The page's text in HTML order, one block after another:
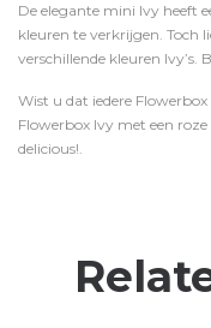
De elegante mini Ivy heeft
kleuren te verkrijgen. Toch
verschillende kleuren Ivy’s.
Wist u dat iedere
Flowerbox Ivy met een
delicious!.